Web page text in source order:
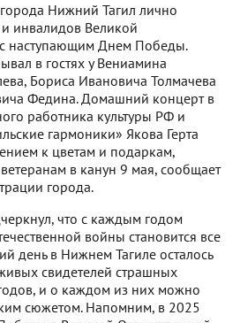
Нижний Тагил лично
инвалидов Великой
наступающим Днем Победы.
в гостях у Вениамина
Бориса Ивановича Толмачева
Федина. Домашний концерт в
работника культуры РФ и
гармоники» Якова Герта
к цветам и подаркам,
в канун 9 мая, сообщает
города.
что с каждым годом
войны становится все
день в Нижнем Тагиле осталось
свидетелей страшных
и о каждом из них можно
сюжетом. Напомним, в 2025